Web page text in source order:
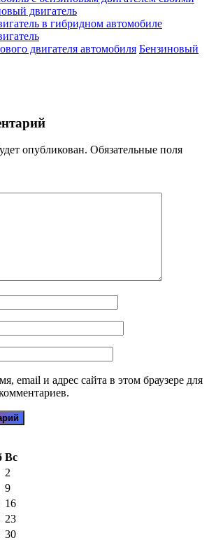
двигатель
в гибридном автомобиле
двигателя автомобиля Бензиновый
опубликован. Обязательные поля
email и адрес сайта в этом браузере для
Вс
2
9
16
23
30